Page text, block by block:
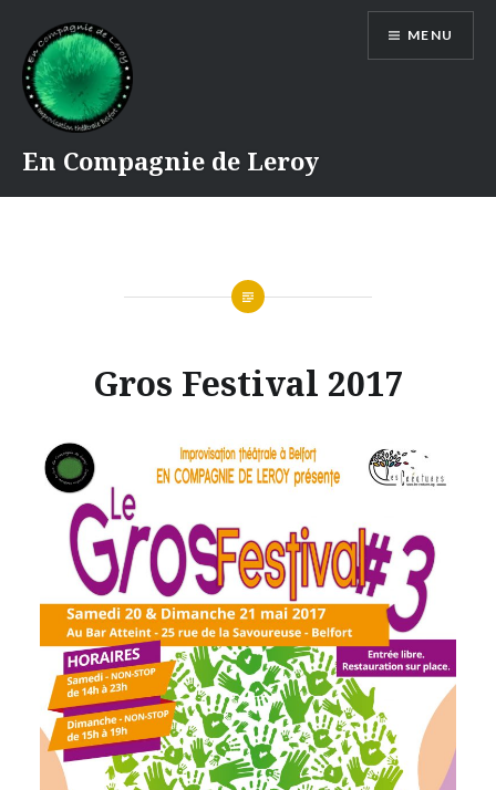
contenu
principal
En Compagnie de Leroy
MENU
Gros Festival 2017